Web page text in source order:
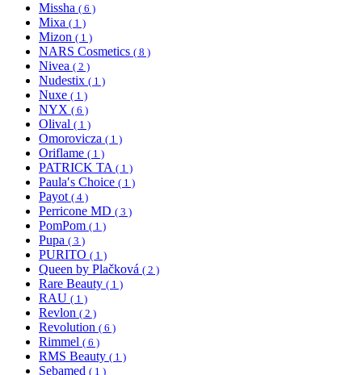
Missha ( 6 )
Mixa ( 1 )
Mizon ( 1 )
NARS Cosmetics ( 8 )
Nivea ( 2 )
Nudestix ( 1 )
Nuxe ( 1 )
NYX ( 6 )
Olival ( 1 )
Omorovicza ( 1 )
Oriflame ( 1 )
PATRICK TA ( 1 )
Paula′s Choice ( 1 )
Payot ( 4 )
Perricone MD ( 3 )
PomPom ( 1 )
Pupa ( 3 )
PURITO ( 1 )
Queen by Plačková ( 2 )
Rare Beauty ( 1 )
RAU ( 1 )
Revlon ( 2 )
Revolution ( 6 )
Rimmel ( 6 )
RMS Beauty ( 1 )
Sebamed ( 1 )